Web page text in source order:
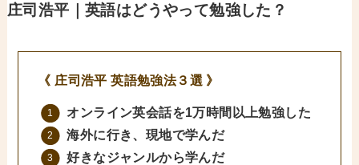
庄司浩平｜英語はどうやって勉強した？
《 庄司浩平 英語勉強法３選 》
オンライン英会話を1万時間以上勉強した
海外に行き、現地で学んだ
好きなジャンルから学んだ